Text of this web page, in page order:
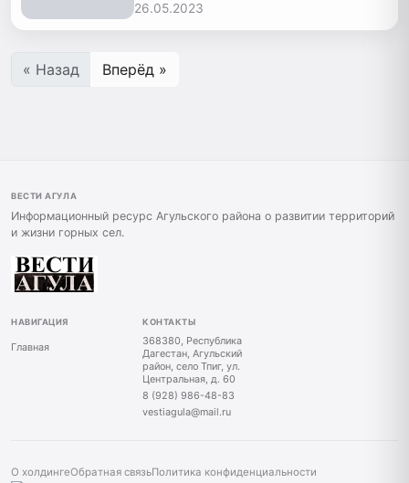
26.05.2023
« Назад Вперёд »
ВЕСТИ АГУЛА
Информационный ресурс Агульского района о развитии территорий
и жизни горных сел.
НАВИГАЦИЯ
Главная
КОНТАКТЫ
368380, Республика
Дагестан, Агульский
район, село Тпиг, ул.
Центральная, д. 60
8 (928) 986-48-83
vestiagula@mail.ru
О холдингеОбратная связьПолитика конфиденциальности